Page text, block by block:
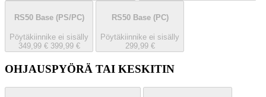
RS50 Base (PS/PC)
Pöytäkiinnike ei sisälly
349,99 € 399,99 €
RS50 Base (PC)
Pöytäkiinnike ei sisälly
299,99 €
OHJAUSPYÖRÄ TAI KESKITIN